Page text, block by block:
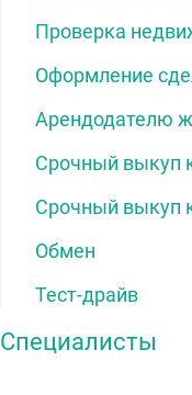
Проверка
Оформление
Арендодателю
Срочный выкуп
Срочный выкуп
Обмен
Тест-драйв
Специалисты